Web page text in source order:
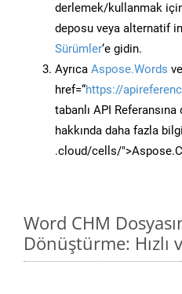
derlemek/kullanmak
deposu veya alternatif
Sürümler‘e gidin.
Ayrıca Aspose.Words
href=“https://
tabanlı API Referansına
hakkında daha fazla
.cloud/cells/
Word CHM
Dönüştürme: Hızlı